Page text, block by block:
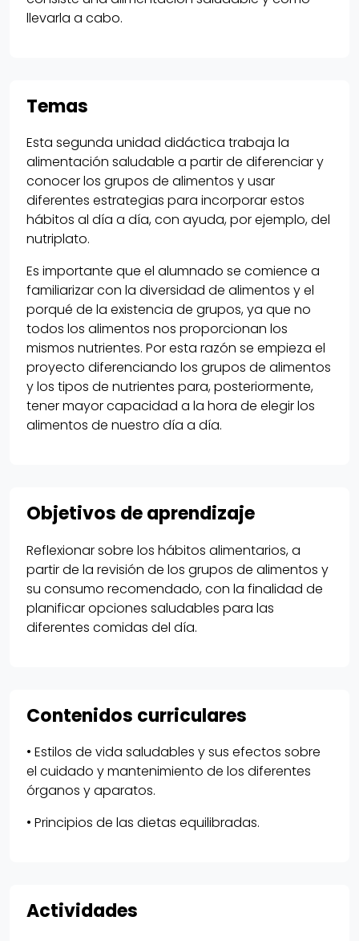
llevarla a cabo.
Temas
Esta segunda unidad didáctica trabaja la
alimentación saludable a partir de diferenciar y
conocer los grupos de alimentos y usar
diferentes estrategias para incorporar estos
hábitos al día a día, con ayuda, por ejemplo, del
nutriplato.
Es importante que el alumnado se comience a
familiarizar con la diversidad de alimentos y el
porqué de la existencia de grupos, ya que no
todos los alimentos nos proporcionan los
mismos nutrientes. Por esta razón se empieza el
proyecto diferenciando los grupos de alimentos
y los tipos de nutrientes para, posteriormente,
tener mayor capacidad a la hora de elegir los
alimentos de nuestro día a día.
Objetivos de aprendizaje
Reflexionar sobre los hábitos alimentarios, a
partir de la revisión de los grupos de alimentos y
su consumo recomendado, con la finalidad de
planificar opciones saludables para las
diferentes comidas del día.
Contenidos curriculares
• Estilos de vida saludables y sus efectos sobre
el cuidado y mantenimiento de los diferentes
órganos y aparatos.
• Principios de las dietas equilibradas.
Actividades